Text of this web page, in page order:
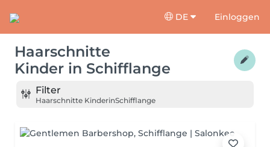
DE Einloggen
Haarschnitte
Kinder in Schifflange
Filter
Haarschnitte KinderinSchifflange